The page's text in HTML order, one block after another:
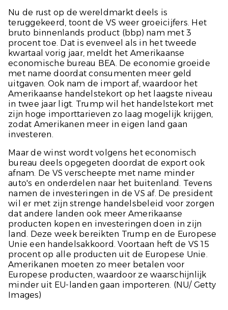
Nu de rust op de wereldmarkt deels is
teruggekeerd, toont de VS weer groeicijfers. Het
bruto binnenlands product (bbp) nam met 3
procent toe. Dat is evenveel als in het tweede
kwartaal vorig jaar, meldt het Amerikaanse
economische bureau BEA. De economie groeide
met name doordat consumenten meer geld
uitgaven. Ook nam de import af, waardoor het
Amerikaanse handelstekort op het laagste niveau
in twee jaar ligt. Trump wil het handelstekort met
zijn hoge importtarieven zo laag mogelijk krijgen,
zodat Amerikanen meer in eigen land gaan
investeren.
Maar de winst wordt volgens het economisch
bureau deels opgegeten doordat de export ook
afnam. De VS verscheepte met name minder
auto's en onderdelen naar het buitenland. Tevens
namen de investeringen in de VS af. De president
wil er met zijn strenge handelsbeleid voor zorgen
dat andere landen ook meer Amerikaanse
producten kopen en investeringen doen in zijn
land. Deze week bereikten Trump en de Europese
Unie een handelsakkoord. Voortaan heft de VS 15
procent op alle producten uit de Europese Unie.
Amerikanen moeten zo meer betalen voor
Europese producten, waardoor ze waarschijnlijk
minder uit EU-landen gaan importeren. (NU/ Getty
Images)